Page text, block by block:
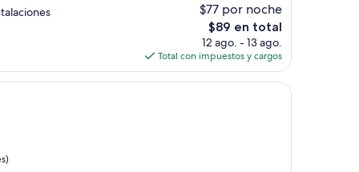
$77 por noche
El
precio
actual
es
de
$89 en total
12 ago. - 13 ago.
Total con impuestos y cargos